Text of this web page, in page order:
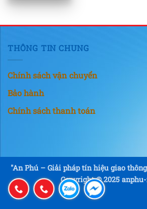
THÔNG TIN CHUNG
Chính sách vận chuyển
Bảo hành
Chính sách thanh toán
"An Phú – Giải pháp tín hiệu giao
Copyright © 2025